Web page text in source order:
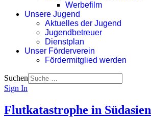
Werbefilm
Unsere Jugend
Aktuelles der Jugend
Jugendbetreuer
Dienstplan
Unser Förderverein
Fördermitglied werden
Suchen
Sign In
Flutkatastrophe in Südasien